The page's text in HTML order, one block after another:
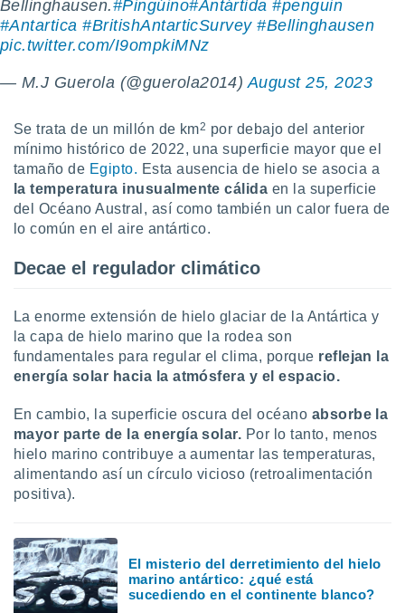
el
o a través
de
de
uso de
con el
e
publicidad
publicidad
de
1199
Bellinghausen.#Pingúino#Antártida #penguin
#Antartica #BritishAntarticSurvey #Bellinghausen
pic.twitter.com/I9ompkiMNz
— M.J Guerola (@guerola2014)August 25, 2023
Se trata de un millón de km2 por debajo del anterior
mínimo histórico de 2022, una superficie mayor que el
tamaño de Egipto. Esta ausencia de hielo se asocia a
la temperatura inusualmente cálida en la superficie
del Océano Austral, así como también un calor fuera de
lo común en el aire antártico.
Decae el regulador climático
La enorme extensión de hielo glaciar de la Antártica y
la capa de hielo marino que la rodea son
fundamentales para regular el clima, porque reflejan la
energía solar hacia la atmósfera y el espacio.
En cambio, la superficie oscura del océano absorbe la
mayor parte de la energía solar. Por lo tanto, menos
hielo marino contribuye a aumentar las temperaturas,
alimentando así un círculo vicioso (retroalimentación
positiva).
El misterio del derretimiento del hielo
marino antártico: ¿qué está
sucediendo en el continente blanco?